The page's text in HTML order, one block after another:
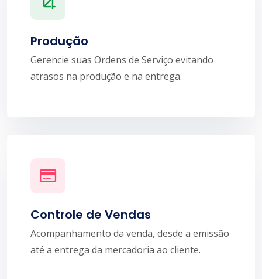
Produção
Gerencie suas Ordens de Serviço evitando
atrasos na produção e na entrega.
Controle de Vendas
Acompanhamento da venda, desde a emissão
até a entrega da mercadoria ao cliente.